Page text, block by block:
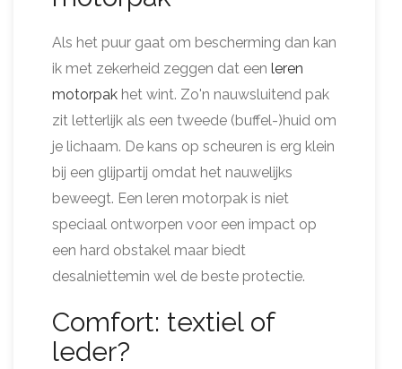
Als het puur gaat om bescherming dan kan
ik met zekerheid zeggen dat een leren
motorpak het wint. Zo'n nauwsluitend pak
zit letterlijk als een tweede (buffel-)huid om
je lichaam. De kans op scheuren is erg klein
bij een glijpartij omdat het nauwelijks
beweegt. Een leren motorpak is niet
speciaal ontworpen voor een impact op
een hard obstakel maar biedt
desalniettemin wel de beste protectie.
Comfort: textiel of
leder?